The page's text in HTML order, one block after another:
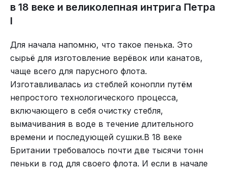
в 18 веке и великолепная интрига Петра
I
Для начала напомню, что такое пенька. Это
сырьё для изготовление верёвок или канатов,
чаще всего для парусного флота.
Изготавливалась из стеблей конопли путём
непростого технологического процесса,
включающего в себя очистку стебля,
вымачивания в воде в течение длительного
времени и последующей сушки.В 18 веке
Британии требовалось почти две тысячи тонн
пеньки в год для своего флота. И если в начале